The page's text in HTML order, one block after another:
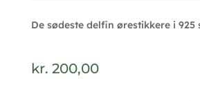
De sødeste delfin ørestikkere i 925
kr. 200,00